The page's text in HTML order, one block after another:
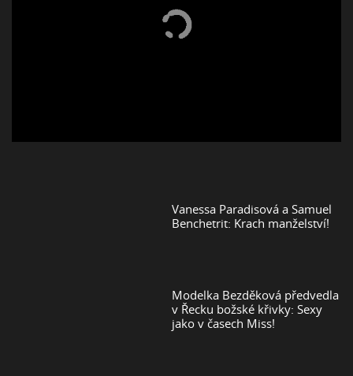
Vanessa Paradisová a Samuel
Benchetrit: Krach manželství!
Modelka Bezděková předvedla
v Řecku božské křivky: Sexy
jako v časech Miss!